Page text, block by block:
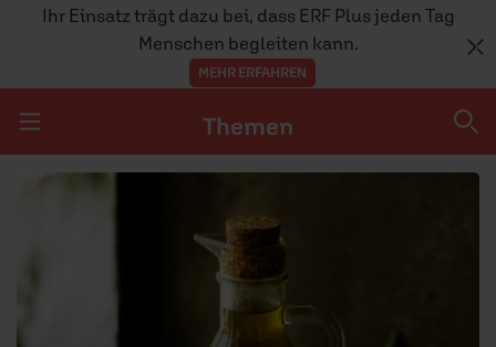
Ihr Einsatz trägt dazu bei, dass ERF Plus jeden Tag
Menschen begleiten kann.
MEHR ERFAHREN
Navigation überspringen
Themen